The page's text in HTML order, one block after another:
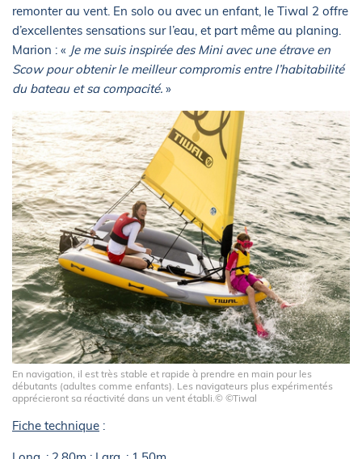
remonter au vent. En solo ou avec un enfant, le Tiwal 2 offre
d’excellentes sensations sur l’eau, et part même au planing.
Marion : « Je me suis inspirée des Mini avec une étrave en
Scow pour obtenir le meilleur compromis entre l’habitabilité
du bateau et sa compacité. »
En navigation, il est très stable et rapide à prendre en main pour les
débutants (adultes comme enfants). Les navigateurs plus expérimentés
apprécieront sa réactivité dans un vent établi.© ©Tiwal
Fiche technique :